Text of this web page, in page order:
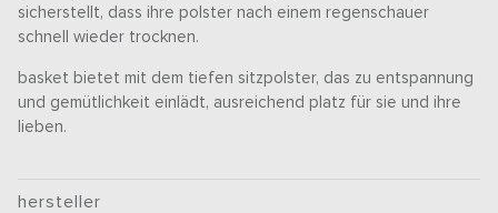
sicherstellt, dass ihre polster nach einem regenschauer
schnell wieder trocknen.
basket bietet mit dem tiefen sitzpolster, das zu entspannung
und gemütlichkeit einlädt, ausreichend platz für sie und ihre
lieben.
hersteller